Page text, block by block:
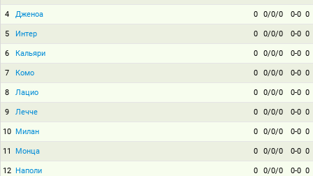
4 Дженоа 0 0/0/0 0-0 0
5 Интер 0 0/0/0 0-0 0
6 Кальяри 0 0/0/0 0-0 0
7 Комо 0 0/0/0 0-0 0
8 Лацио 0 0/0/0 0-0 0
9 Лечче 0 0/0/0 0-0 0
10 Милан 0 0/0/0 0-0 0
11 Монца 0 0/0/0 0-0 0
12 Наполи 0 0/0/0 0-0 0